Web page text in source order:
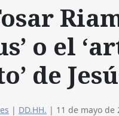
o el
de
| DD.HH. | 11 de mayo de